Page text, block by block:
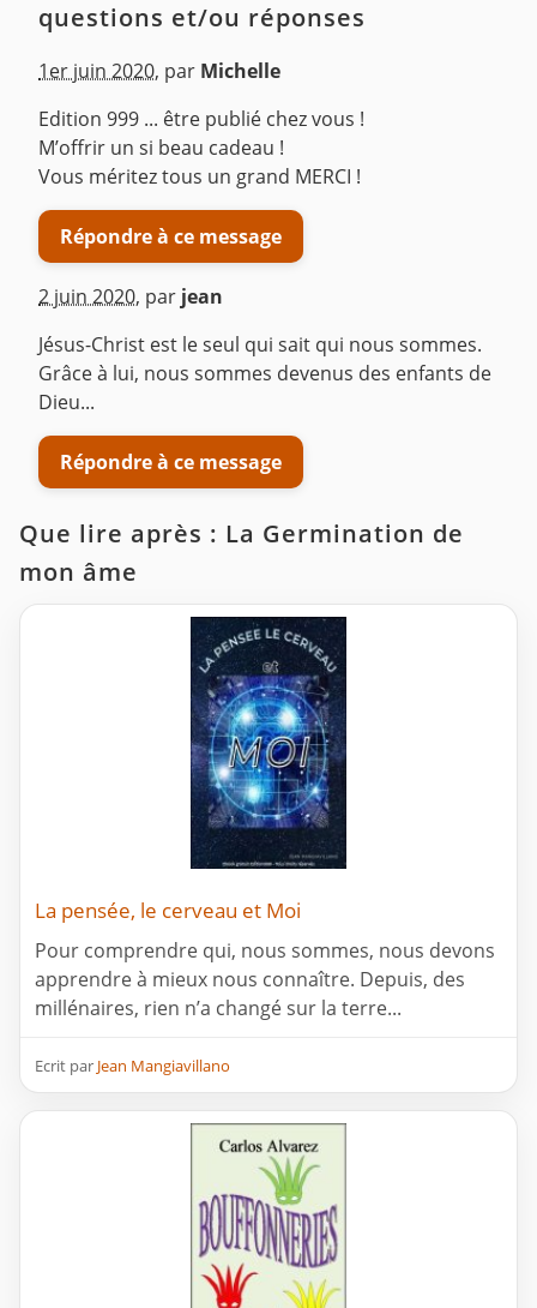
questions et/ou réponses
1er juin 2020, par Michelle
Edition 999 ... être publié chez vous !
M’offrir un si beau cadeau !
Vous méritez tous un grand MERCI !
Répondre à ce message
2 juin 2020, par jean
Jésus-Christ est le seul qui sait qui nous sommes.
Grâce à lui, nous sommes devenus des enfants de
Dieu...
Répondre à ce message
Que lire après : La Germination de
mon âme
La pensée, le cerveau et Moi
Pour comprendre qui, nous sommes, nous devons
apprendre à mieux nous connaître. Depuis, des
millénaires, rien n’a changé sur la terre...
Ecrit par Jean Mangiavillano